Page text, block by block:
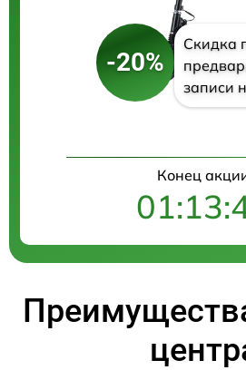
-20%
Скидка
записи
Конец